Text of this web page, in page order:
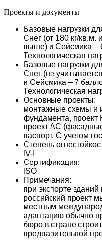
Проекты и документы
Базовые нагрузки
Снег (от 180 кг/кв.м.
выше) и Сейсмика –
Технологическая
Базовые нагрузки
Снег (не
и Сейсмика – 7
Технологическая
Основные проекты:
монтажные схемы и
фундамента, проект
проект АС
паспорт. С учетом
Степень
IV-I
Сертификация:
ISO
Примечания:
при экспорте
российский проект
местным
адаптацию обычно
бюро в стране
предварительной